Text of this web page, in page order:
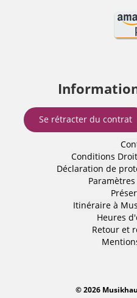
Se rétracter du contrat
Conditions
Déclaration de
Itinéraire à
Heures
Retour et
© 2026